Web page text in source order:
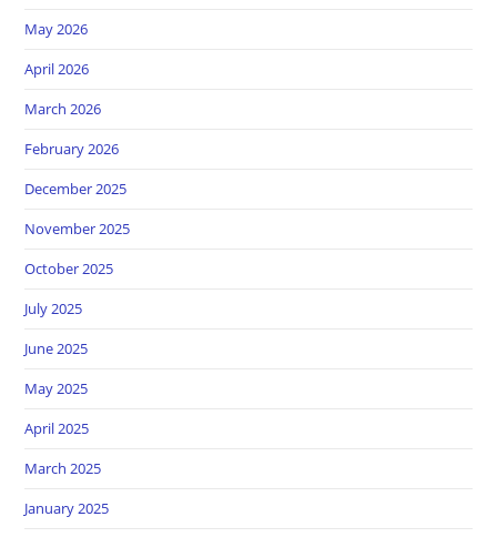
May 2026
April 2026
March 2026
February 2026
December 2025
November 2025
October 2025
July 2025
June 2025
May 2025
April 2025
March 2025
January 2025